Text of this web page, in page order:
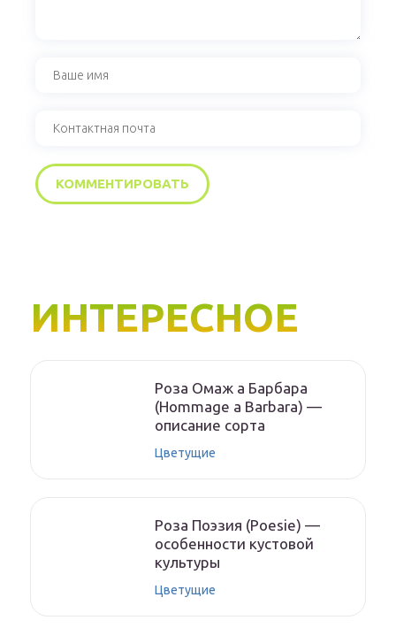
ИНТЕРЕСНОЕ
Роза Омаж а Барбара
(Hommage a Barbara) —
описание сорта
Цветущие
Роза Поэзия (Poesie) —
особенности кустовой
культуры
Цветущие